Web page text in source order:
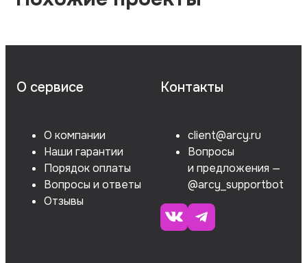
О сервисе
О компании
Наши гарантии
Порядок оплаты
Вопросы и ответы
Отзывы
Контакты
client@arcy.ru
Вопросы
и предложения —
@arcy_supportbot